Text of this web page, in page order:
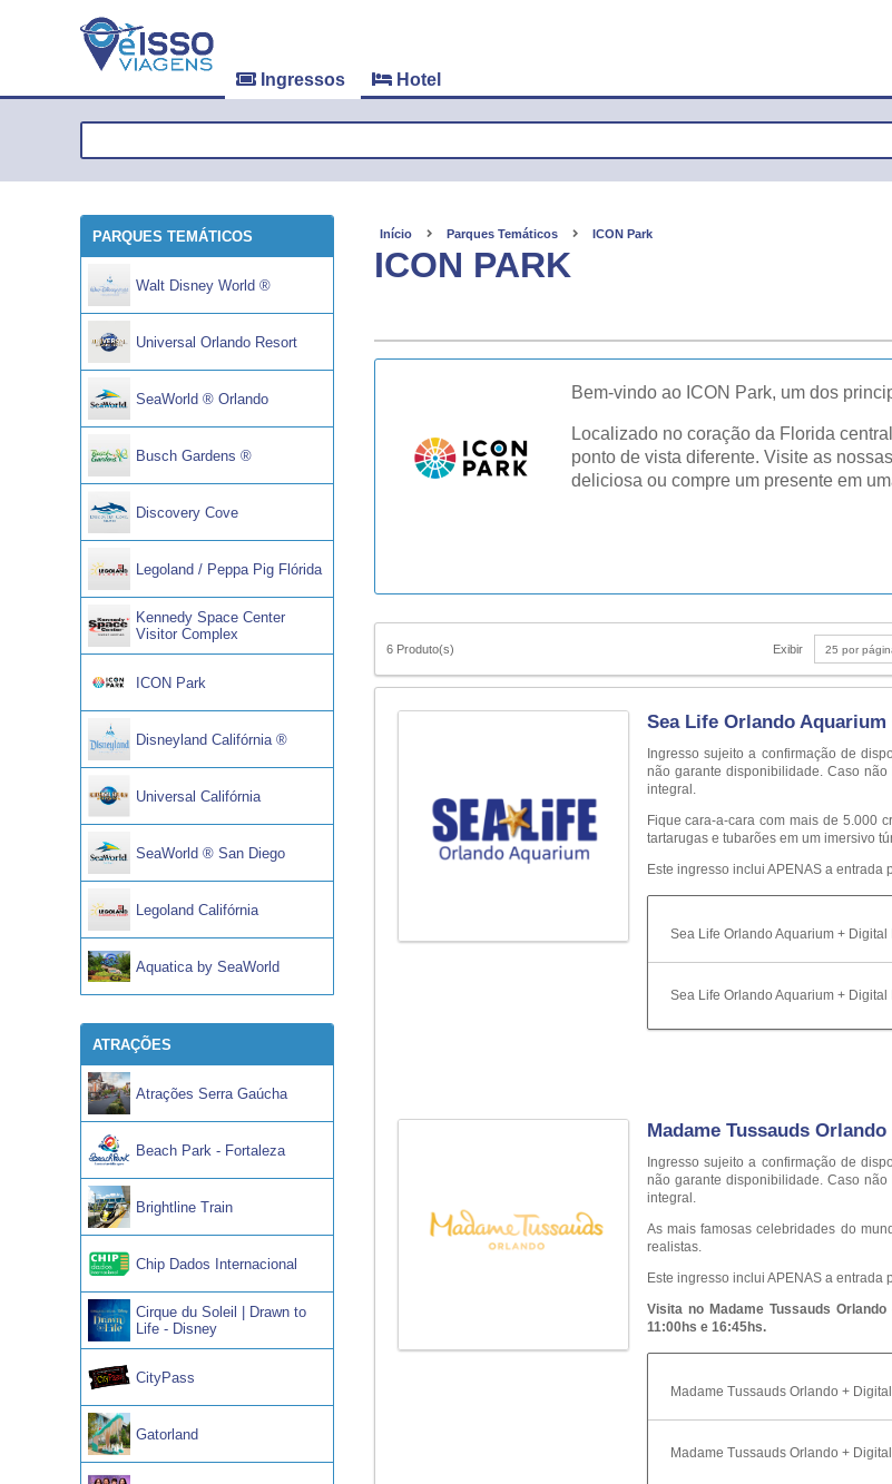
Ingressos Hotel
PARQUES TEMÁTICOS
Walt Disney World ®
Universal Orlando Resort
SeaWorld ® Orlando
Busch Gardens ®
Discovery Cove
Legoland / Peppa Pig Flórida
Kennedy Space Center
Visitor Complex
ICON Park
Disneyland Califórnia ®
Universal Califórnia
SeaWorld ® San Diego
Legoland Califórnia
Aquatica by SeaWorld
ATRAÇÕES
Atrações Serra Gaúcha
Beach Park - Fortaleza
Brightline Train
Chip Dados Internacional
Cirque du Soleil | Drawn to
Life - Disney
CityPass
Gatorland
Início Parques Temáticos ICON Park
ICON PARK
Bem-vindo ao ICON Park, um dos
Localizado no coração da Florida
ponto de vista diferente. Visite as
deliciosa ou compre um presente em
6 Produto(s) Exibir
Sea Life Orlando
Ingresso sujeito a confirmação de
não garante disponibilidade. Caso
integral.
Fique cara-a-cara com mais de 5.000
tartarugas e tubarões em um imersivo
Este ingresso inclui APENAS a entrada
Sea Life Orlando Aquarium +
Sea Life Orlando Aquarium + Digital
Madame Tussauds
Ingresso sujeito a confirmação de
não garante disponibilidade. Caso
integral.
As mais famosas celebridades do
realistas.
Este ingresso inclui APENAS a
Visita no Madame Tussauds
11:00hs e 16:45hs.
Madame Tussauds Orlando +
Madame Tussauds Orlando +